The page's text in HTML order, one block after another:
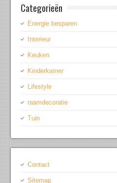
Categorieën
Energie besparen
Interieur
Keuken
Kinderkamer
Lifestyle
raamdecoratie
Tuin
Contact
Sitemap